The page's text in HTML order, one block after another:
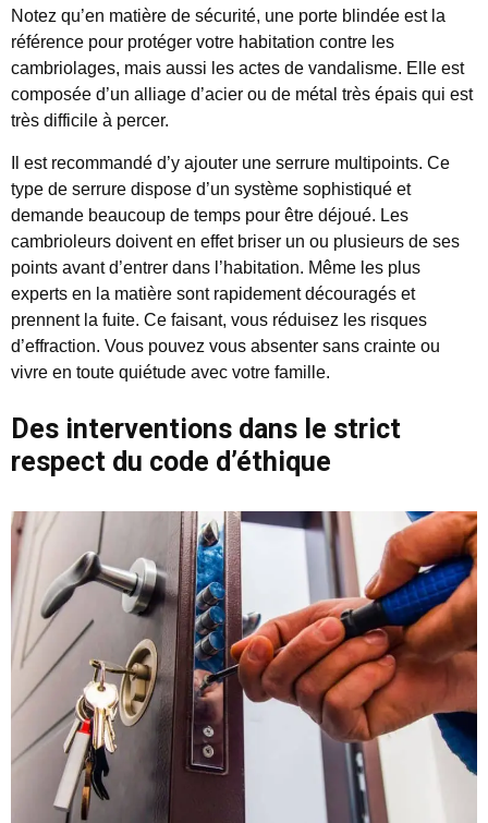
Notez qu’en matière de sécurité, une porte blindée est la
référence pour protéger votre habitation contre les
cambriolages, mais aussi les actes de vandalisme. Elle est
composée d’un alliage d’acier ou de métal très épais qui est
très difficile à percer.
Il est recommandé d’y ajouter une serrure multipoints. Ce
type de serrure dispose d’un système sophistiqué et
demande beaucoup de temps pour être déjoué. Les
cambrioleurs doivent en effet briser un ou plusieurs de ses
points avant d’entrer dans l’habitation. Même les plus
experts en la matière sont rapidement découragés et
prennent la fuite. Ce faisant, vous réduisez les risques
d’effraction. Vous pouvez vous absenter sans crainte ou
vivre en toute quiétude avec votre famille.
Des interventions dans le strict
respect du code d’éthique